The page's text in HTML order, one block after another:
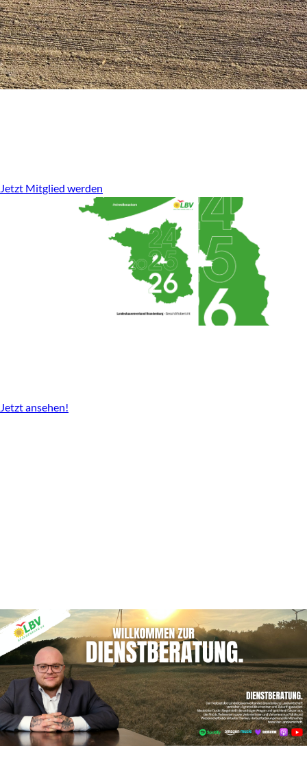
Jetzt Mitglied werden
Jetzt ansehen!